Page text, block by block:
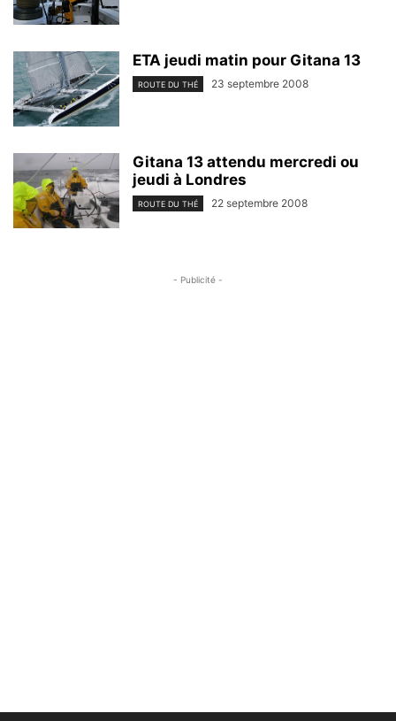
ETA jeudi matin pour Gitana 13
ROUTE DU THÉ 23 septembre 2008
Gitana 13 attendu mercredi ou
jeudi à Londres
ROUTE DU THÉ 22 septembre 2008
- Publicité -